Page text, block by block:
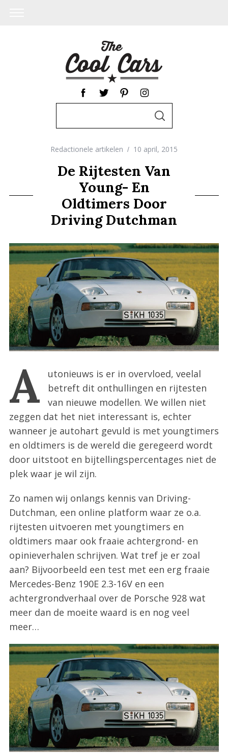
r
c
r
S
E
C
H
Redactionele artikelen 10 april, 2015
De Rijtesten Van
Young- En
Oldtimers Door
Driving Dutchman
A
utonieuws is er in overvloed, veelal
betreft dit onthullingen en rijtesten
van nieuwe modellen. We willen niet
zeggen dat het niet interessant is, echter
wanneer je autohart gevuld is met youngtimers
en oldtimers is de wereld die geregeerd wordt
door uitstoot en bijtellingspercentages niet de
plek waar je wil zijn.
Zo namen wij onlangs kennis van Driving-
Dutchman, een online platform waar ze o.a.
rijtesten uitvoeren met youngtimers en
oldtimers maar ook fraaie achtergrond- en
opinieverhalen schrijven. Wat tref je er zoal
aan? Bijvoorbeeld een test met een erg fraaie
Mercedes-Benz 190E 2.3-16V en een
achtergrondverhaal over de Porsche 928 wat
meer dan de moeite waard is en nog veel
meer…